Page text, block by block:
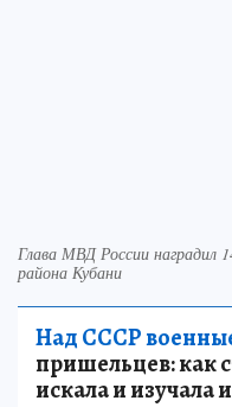
Глава МВД России наградил
района Кубани
Над СССР
пришельцев: как
искала и изучала